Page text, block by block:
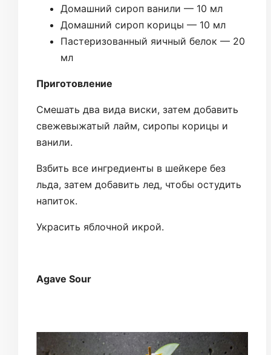
Домашний сироп ванили — 10 мл
Домашний сироп корицы — 10 мл
Пастеризованный яичный белок — 20
мл
Приготовление
Смешать два вида виски, затем добавить
свежевыжатый лайм, сиропы корицы и
ванили.
Взбить все ингредиенты в шейкере без
льда, затем добавить лед, чтобы остудить
напиток.
Украсить яблочной икрой.
Agave Sour